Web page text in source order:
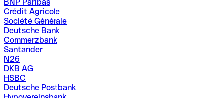
BNP Paribas
Crédit Agricole
Société Générale
Deutsche Bank
Commerzbank
Santander
N26
DKB AG
HSBC
Deutsche Postbank